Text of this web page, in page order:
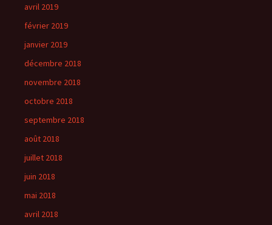
avril 2019
février 2019
janvier 2019
décembre 2018
novembre 2018
octobre 2018
septembre 2018
août 2018
juillet 2018
juin 2018
mai 2018
avril 2018